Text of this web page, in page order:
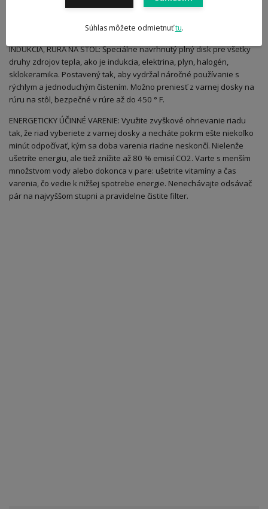
prírodných surovín pre zdravšie varenie bez oleja alebo s nízkym
opekanie potravín pri vysokých teplotách.
INDUKCIA, RÚRA NA STOL: Špeciálne navrhnutý plný disk pre všetky
druhy zdrojov tepla, ako je indukcia, elektrina, plyn, halogén,
sklokeramika. Postavený tak, aby vydržal náročné používanie s
rýchlym a jednoduchým čistením. Možno preniesť z varnej dosky na
rúru na stôl, bezpečné v rúre až do 450 ° F.
ENERGETICKY ÚČINNÉ VARENIE: Využite zvyškové ohrievanie riadu
tak, že riad vyberiete z varnej dosky a necháte pokrm ešte niekoľko
minút odpočívať, kým sa doba varenia riadne neskončí. Nielenže
ušetríte energiu, ale tiež znížite až 80 % emisií CO2. Varte s menším
množstvom vody alebo dokonca v pare: ušetrite vitamíny a čas
varenia, čo vedie k nižšej spotrebe energie. Nenechávajte odsávač
pár na najvyššom stupni a pravidelne čistite filter.
Súhlas môžete odmietnuťtu.